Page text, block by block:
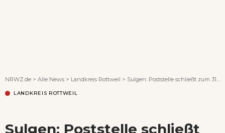
NRWZ.de > Alle News > Landkreis Rottweil > Sulgen: Poststelle schließt zum 31. Juli +++ aktualisiert
LANDKREIS ROTTWEIL
Sulgen: Poststelle schließt